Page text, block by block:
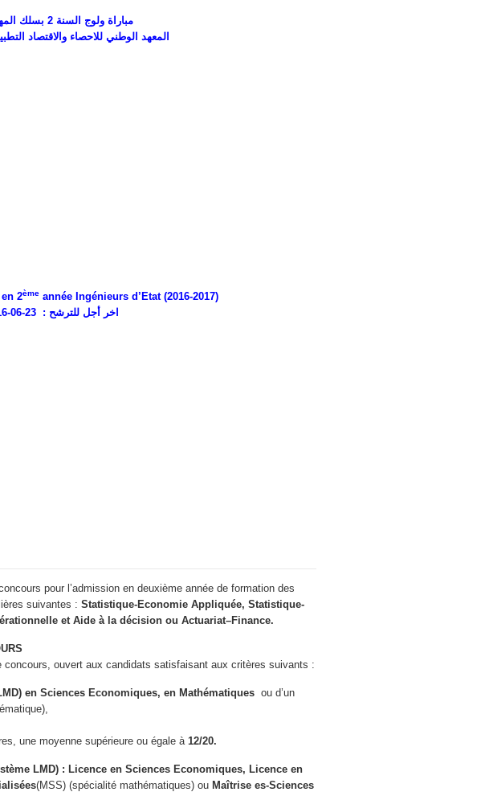
مباراة ولوج السنة 2 بسلك المهندسين
المعهد الوطني للاحصاء والاقتصاد التطبيقي
2èmeannée Ingénieurs d’Etat (2016-2017)
اخر أجل للترشح : 23-06-2016
pour l’admission en deuxième année de formation des
suivantes : Statistique-Economie Appliquée, Statistique-
et Aide à la décision ou Actuariat–Finance.
concours, ouvert aux candidats satisfaisant aux critères suivants :
en Sciences Economiques, en Mathématiques ou d’un
une moyenne supérieure ou égale à 12/20.
LMD) : Licence en Sciences Economiques, Licence en
(MSS) (spécialité mathématiques) ou Maîtrise es-Sciences